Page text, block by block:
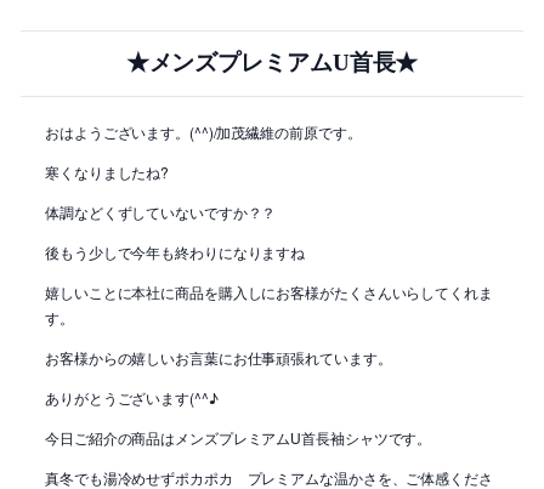
★メンズプレミアムU首長★
おはようございます。(^^)/加茂繊維の前原です。
寒くなりましたね?
体調などくずしていないですか？？
後もう少しで今年も終わりになりますね
嬉しいことに本社に商品を購入しにお客様がたくさんいらしてくれま
す。
お客様からの嬉しいお言葉にお仕事頑張れています。
ありがとうございます(^^♪
今日ご紹介の商品はメンズプレミアムU首長袖シャツです。
真冬でも湯冷めせずポカポカ プレミアムな温かさを、ご体感くださ